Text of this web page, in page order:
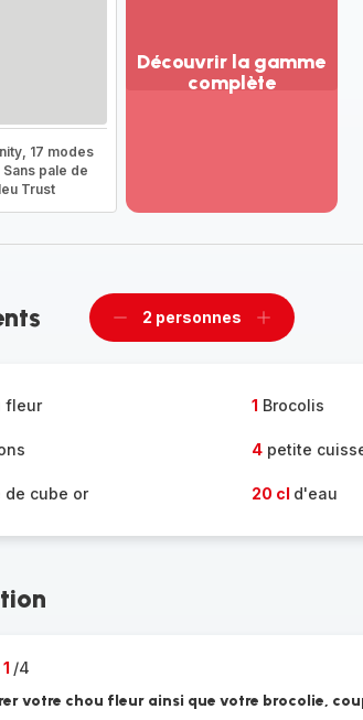
17 modes
pale de
Trust
Découvrir la gamme
complète
gamme
Supprimer
2 personnes
Ajouter
fleur 1 Brocolis
4petite
de cube or 20 cl d'eau
/4
votre chou fleur ainsi que votre brocolie,